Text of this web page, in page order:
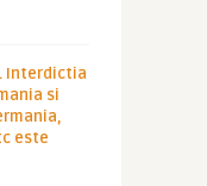
Interdictia
si
este